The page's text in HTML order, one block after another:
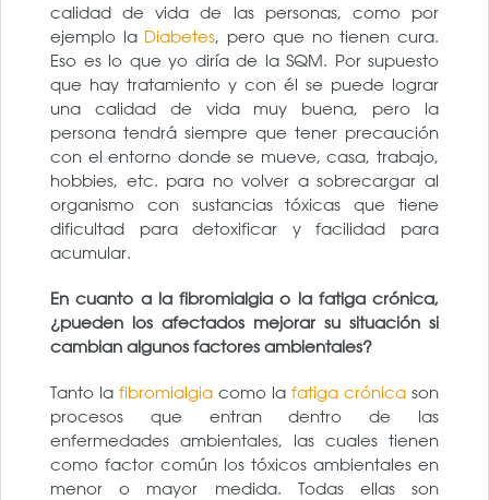
calidad de vida de las personas, como por
ejemplo la Diabetes, pero que no tienen cura.
Eso es lo que yo diría de la SQM. Por supuesto
que hay tratamiento y con él se puede lograr
una calidad de vida muy buena, pero la
persona tendrá siempre que tener precaución
con el entorno donde se mueve, casa, trabajo,
hobbies, etc. para no volver a sobrecargar al
organismo con sustancias tóxicas que tiene
dificultad para detoxificar y facilidad para
acumular.
En cuanto a la fibromialgia o la fatiga crónica,
¿pueden los afectados mejorar su situación si
cambian algunos factores ambientales?
Tanto la fibromialgia como la fatiga crónica son
procesos que entran dentro de las
enfermedades ambientales, las cuales tienen
como factor común los tóxicos ambientales en
menor o mayor medida. Todas ellas son